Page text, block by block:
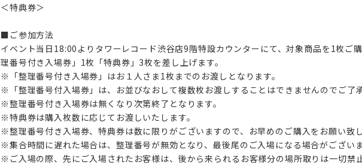
＜特典券＞
■ご参加方法
イベント当日18:00よりタワーレコード渋谷店9階特設カウンターにて、対象商品を1枚ご
理番号付き入場券」1枚「特典券」3枚を差し上げます。
※「整理番号付き入場券」はお１人さま1枚までのお渡しとなります。
※「整理番号付入場券」は、お並びなおして複数枚お渡しすることはできませんのでご了
※整理番号付き入場券は無くなり次第終了となります。
※特典券は購入枚数に応じてお渡しいたします。
※整理番号付き入場券、特典券は数に限りがございますので、お早めのご購入をお願い致
※集合時間に遅れた場合は、整理番号が無効となり、最後尾のご入場になる場合がござい
※ご入場の際、先にご入場されたお客様は、後から来られるお客様分の場所取りは一切禁